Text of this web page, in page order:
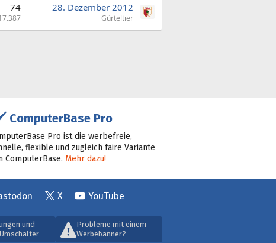
74 28. Dezember 2012
Gürteltier
ComputerBase Pro
Pro ist die werbefreie,
flexible und zugleich faire Variante
ComputerBase. Mehr dazu!
X YouTube
und
Probleme mit einem
Werbebanner?